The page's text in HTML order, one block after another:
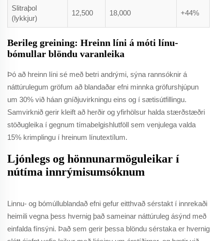
Slitraþol
(lykkjur)
12,500 18,000 +44%
Berileg greining: Hreinn líni á móti línu-
bómullar blöndu varanleika
Þó að hreinn líni sé með betri andrými, sýna rannsóknir á
náttúrulegum gröfum að blandaðar efni minnka gröfurshjúpun
um 30% við háan gníðjuvirkningu eins og í sætisútfillingu.
Samvirknið gerir kleift að herðir og yfirhölsur halda stærðstæðri
stöðugleika í gegnum tímabelgishlutföll sem venjulega valda
15% krimplingu í hreinum línutextílum.
Ljónlegs og hönnunarmöguleikar í
nútíma innrýmisumsóknum
Linnu- og bómúllublandað efni gefur eitthvað sérstakt í innrekaði
heimili vegna þess hvernig það sameinar náttúruleg ásýnd með
einfalda fínsýni. Það sem gerir þessa blöndu sérstaka er hvernig